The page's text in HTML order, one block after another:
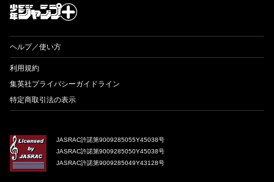
ヘルプ／使い方
利用規約
集英社プライバシーガイドライン
特定商取引法の表示
JASRAC許諾第9009285055Y45038号
JASRAC許諾第9009285050Y45038号
JASRAC許諾第9009285049Y43128号